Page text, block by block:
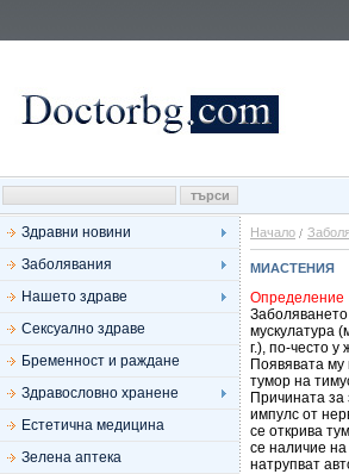
Здравни новини
Заболявания
Нашето здраве
Сексуално здраве
Бременност и раждане
Здравословно хранене
Естетична медицина
Зелена аптека
Начало
МИАСТЕНИЯ
Определение
мускулатура
г.), по-често у
Появявата му
тумор на
Причината
импулс от
се открива
се наличие
натрупват